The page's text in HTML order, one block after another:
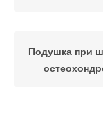
Подушка при